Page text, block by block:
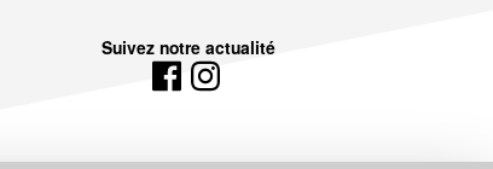
Suivez notre actualité